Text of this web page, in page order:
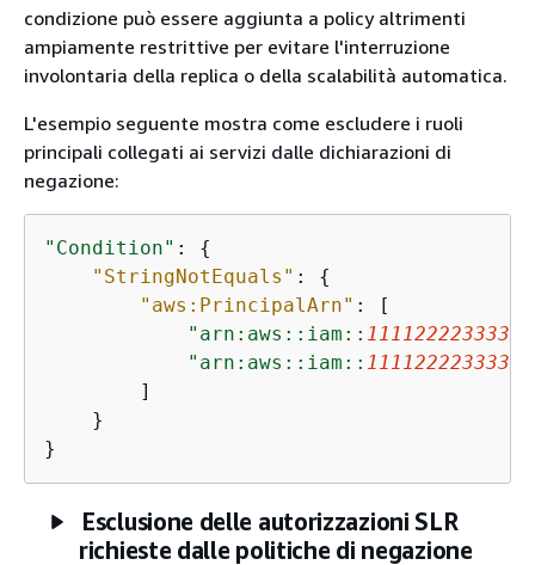
condizione può essere aggiunta a policy altrimenti
ampiamente restrittive per evitare l'interruzione
involontaria della replica o della scalabilità automatica.
L'esempio seguente mostra come escludere i ruoli
principali collegati ai servizi dalle dichiarazioni di
negazione:
"Condition" : {
"StringNotEquals" : {
"aws:PrincipalArn" : [
"arn:aws::iam:: 111122223333
"arn:aws::iam:: 111122223333
        ]
    }
}
Esclusione delle autorizzazioni SLR
richieste dalle politiche di negazione